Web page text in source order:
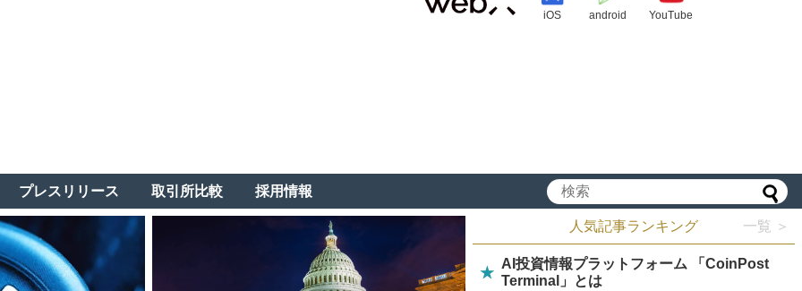
iOS android YouTube
プレスリリース 取引所比較 採用情報
人気記事ランキング 一覧 ＞
★
AI投資情報プラットフォーム 「CoinPost
Terminal」とは